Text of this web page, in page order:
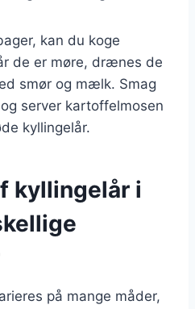
kan du koge
de er møre, drænes de
smør og mælk. Smag
server kartoffelmosen
kyllingelår.
kyllingelår i
på mange måder,